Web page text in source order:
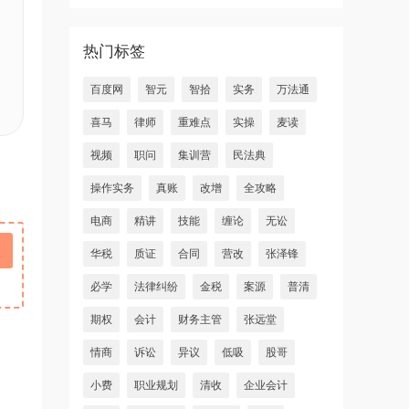
热门标签
百度网 智元 智拾 实务 万法通
喜马 律师 重难点 实操 麦读
视频 职问 集训营 民法典
操作实务 真账 改增 全攻略
电商 精讲 技能 缠论 无讼
华税 质证 合同 营改 张泽锋
必学 法律纠纷 金税 案源 普清
期权 会计 财务主管 张远堂
情商 诉讼 异议 低吸 股哥
小费 职业规划 清收 企业会计